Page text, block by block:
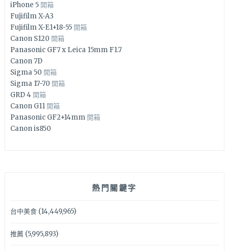
iPhone 5 開箱
Fujifilm X-A3
Fujifilm X-E1+18-55 開箱
Canon S120 開箱
Panasonic GF7 x Leica 15mm F1.7
Canon 7D
Sigma 50 開箱
Sigma 17-70 開箱
GRD 4 開箱
Canon G11 開箱
Panasonic GF2+14mm 開箱
Canon is850
熱門關鍵字
台中美食(14,449,965)
推薦(5,995,893)